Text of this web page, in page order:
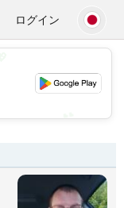
ログイン